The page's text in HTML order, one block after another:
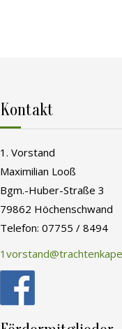
Kontakt
1. Vorstand
Maximilian Looß
Bgm.-Huber-Straße 3
79862 Höchenschwand
Telefon: 07755 / 8494